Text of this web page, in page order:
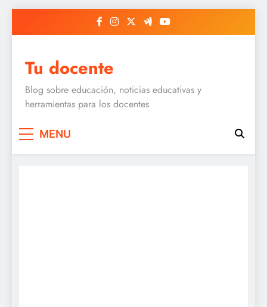
Tu docente
Blog sobre educación, noticias educativas y
herramientas para los docentes
MENU